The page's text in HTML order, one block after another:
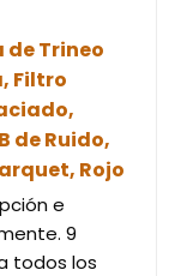
de Trineo
Filtro
de Ruido,
Rojo
e
9
todos los